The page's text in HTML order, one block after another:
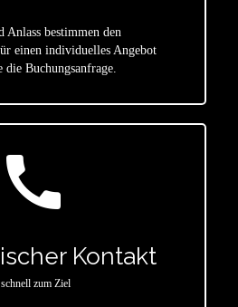
Anlass bestimmen den
einen individuelles Angebot
die Buchungsanfrage.
call
Kontakt
schnell zum Ziel